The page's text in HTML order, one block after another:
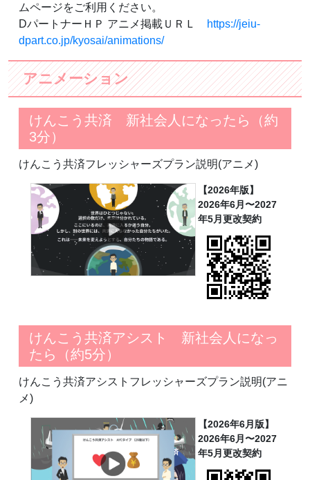
ムページをご利用ください。
DパートナーＨＰ アニメ掲載ＵＲＬ
https://jeiu-
dpart.co.jp/kyosai/animations/
アニメーション
けんこう共済 新社会人になったら（約
3分）
けんこう共済フレッシャーズプラン説明(アニメ)
【2026年版】
2026年6月〜2027
年5月更改契約
けんこう共済アシスト 新社会人になっ
たら（約5分）
けんこう共済アシストフレッシャーズプラン説明(アニ
メ)
【2026年6月版】
2026年6月〜2027
年5月更改契約